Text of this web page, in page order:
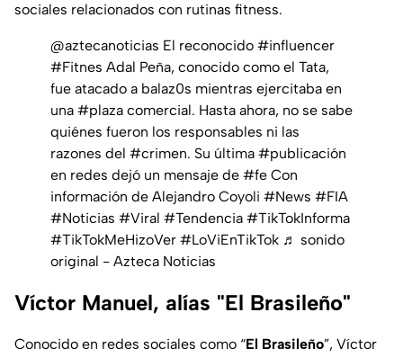
sociales relacionados con rutinas fitness.
@aztecanoticias El reconocido #influencer
#Fitnes Adal Peña, conocido como el Tata,
fue atacado a balaz0s mientras ejercitaba en
una #plaza comercial. Hasta ahora, no se sabe
quiénes fueron los responsables ni las
razones del #crimen. Su última #publicación
en redes dejó un mensaje de #fe Con
información de Alejandro Coyoli #News #FIA
#Noticias #Viral #Tendencia #TikTokInforma
#TikTokMeHizoVer #LoViEnTikTok ♬ sonido
original - Azteca Noticias
Víctor Manuel, alías "El Brasileño"
Conocido en redes sociales como “El Brasileño”, Víctor